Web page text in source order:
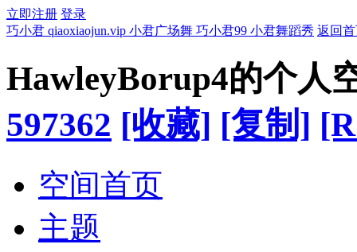
立即注册 登录
巧小君 qiaoxiaojun.vip 小君广场舞 巧小君99 小君舞蹈秀 返回
HawleyBorup4的个人
597362 [收藏] [复制]
空间首页
主题